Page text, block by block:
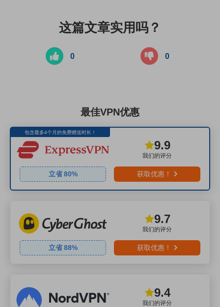
这篇文章实用吗？
0 0
最佳VPN优惠
包含最多4个月的免费赠送时长！
我们的评分
9.9
立省 80% 获取优惠！
我们的评分
9.7
立省 88% 获取优惠！
我们的评分
9.4